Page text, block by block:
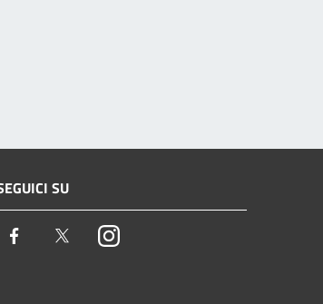
SU
Facebook TwitterInstagram